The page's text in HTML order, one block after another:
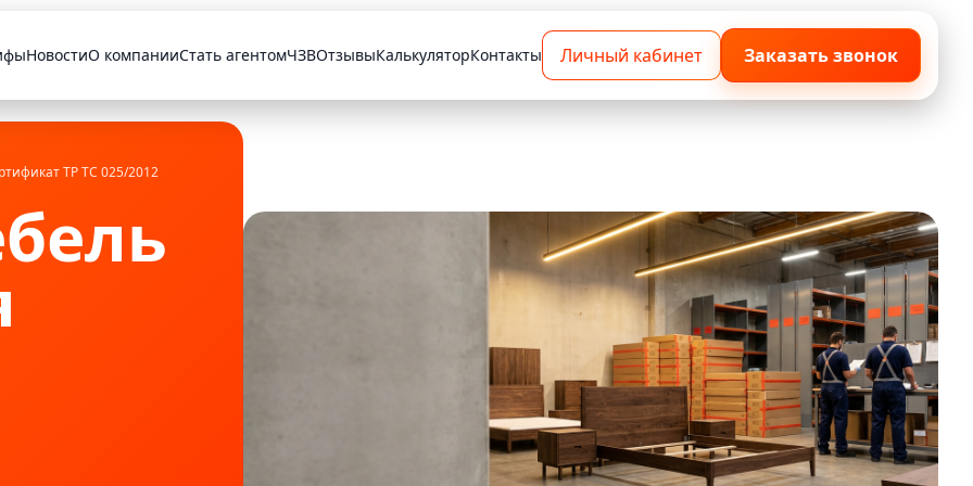
УСЛУГИ
НовостиО компанииСтать агентомЧЗВОтзывыКалькуляторКонтакты Личный кабинет Заказать звонок
ТР ТС 025/2012